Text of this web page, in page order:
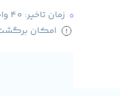
زمان تاخیر: 40 واحد
امکان برگشت